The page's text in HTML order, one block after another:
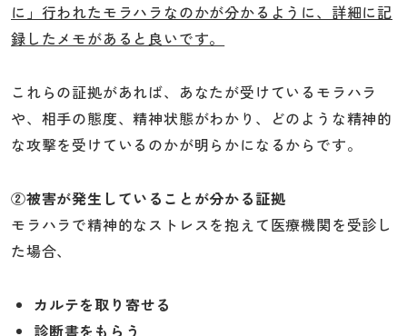
に」行われたモラハラなのかが分かるように、詳細に記
録したメモがあると良いです。
これらの証拠があれば、あなたが受けているモラハラ
や、相手の態度、精神状態がわかり、どのような精神的
な攻撃を受けているのかが明らかになるからです。
②被害が発生していることが分かる証拠
モラハラで精神的なストレスを抱えて医療機関を受診し
た場合、
カルテを取り寄せる
診断書をもらう